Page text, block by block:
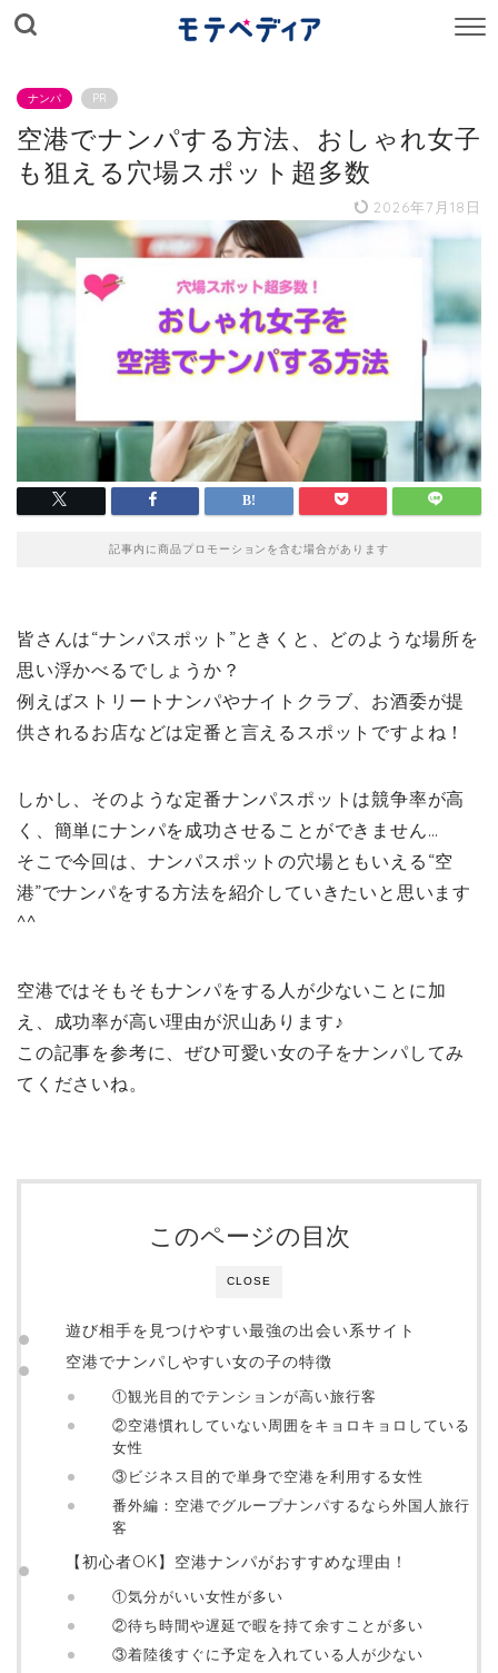
ナンパ PR
空港でナンパする方法、おしゃれ女子
も狙える穴場スポット超多数
2026年7月18日
記事内に商品プロモーションを含む場合があります
皆さんは“ナンパスポット”ときくと、どのような場所を
思い浮かべるでしょうか？
例えばストリートナンパやナイトクラブ、お酒委が提
供されるお店などは定番と言えるスポットですよね！
しかし、そのような定番ナンパスポットは競争率が高
く、簡単にナンパを成功させることができません…
そこで今回は、ナンパスポットの穴場ともいえる“空
港”でナンパをする方法を紹介していきたいと思います
^^
空港ではそもそもナンパをする人が少ないことに加
え、成功率が高い理由が沢山あります♪
この記事を参考に、ぜひ可愛い女の子をナンパしてみ
てくださいね。
CLOSE
このページの目次
遊び相手を見つけやすい最強の出会い系サイト
空港でナンパしやすい女の子の特徴
①観光目的でテンションが高い旅行客
②空港慣れしていない周囲をキョロキョロしている
女性
③ビジネス目的で単身で空港を利用する女性
番外編：空港でグループナンパするなら外国人旅行
客
【初心者OK】空港ナンパがおすすめな理由！
①気分がいい女性が多い
②待ち時間や遅延で暇を持て余すことが多い
③着陸後すぐに予定を入れている人が少ない